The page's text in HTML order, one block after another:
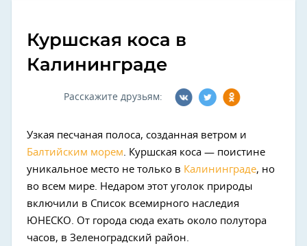
Куршская коса в
Калининграде
Расскажите друзьям:
Узкая песчаная полоса, созданная ветром и
Балтийским морем. Куршская коса — поистине
уникальное место не только в Калининграде, но
во всем мире. Недаром этот уголок природы
включили в Список всемирного наследия
ЮНЕСКО. От города сюда ехать около полутора
часов, в Зеленоградский район.